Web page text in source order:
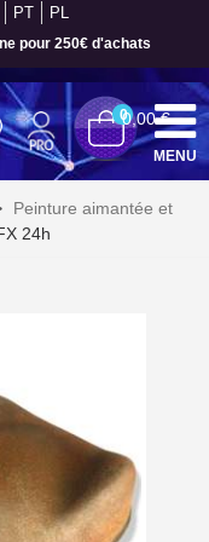
PT PL
d'achats
réduction
Métropolitaine
00,00 €
MENU
Peinture aimantée et
24h